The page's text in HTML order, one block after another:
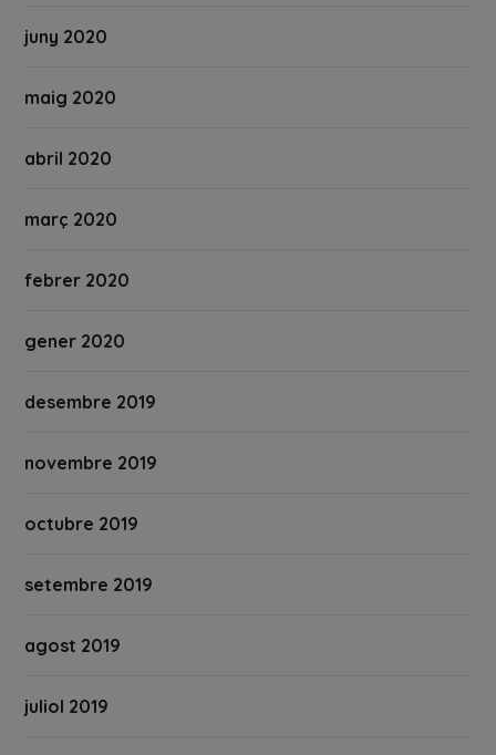
juny 2020
maig 2020
abril 2020
març 2020
febrer 2020
gener 2020
desembre 2019
novembre 2019
octubre 2019
setembre 2019
agost 2019
juliol 2019